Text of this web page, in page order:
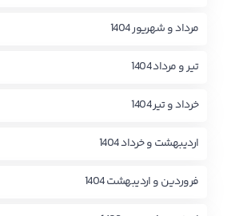
مرداد و شهریور 1404
تیر و مرداد 1404
خرداد و تیر 1404
اردیبهشت و خرداد 1404
فروردین و اردیبهشت 1404